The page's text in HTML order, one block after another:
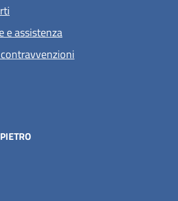
e assistenza